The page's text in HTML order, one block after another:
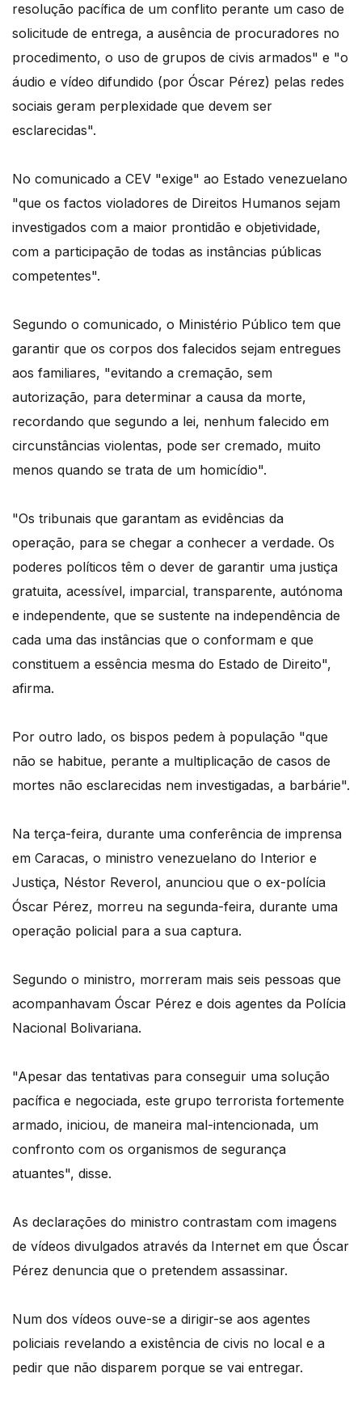
resolução pacífica de um conflito perante um caso de
solicitude de entrega, a ausência de procuradores no
procedimento, o uso de grupos de civis armados" e "o
áudio e vídeo difundido (por Óscar Pérez) pelas redes
sociais geram perplexidade que devem ser
esclarecidas".
No comunicado a CEV "exige" ao Estado venezuelano
"que os factos violadores de Direitos Humanos sejam
investigados com a maior prontidão e objetividade,
com a participação de todas as instâncias públicas
competentes".
Segundo o comunicado, o Ministério Público tem que
garantir que os corpos dos falecidos sejam entregues
aos familiares, "evitando a cremação, sem
autorização, para determinar a causa da morte,
recordando que segundo a lei, nenhum falecido em
circunstâncias violentas, pode ser cremado, muito
menos quando se trata de um homicídio".
"Os tribunais que garantam as evidências da
operação, para se chegar a conhecer a verdade. Os
poderes políticos têm o dever de garantir uma justiça
gratuita, acessível, imparcial, transparente, autónoma
e independente, que se sustente na independência de
cada uma das instâncias que o conformam e que
constituem a essência mesma do Estado de Direito",
afirma.
Por outro lado, os bispos pedem à população "que
não se habitue, perante a multiplicação de casos de
mortes não esclarecidas nem investigadas, a barbárie".
Na terça-feira, durante uma conferência de imprensa
em Caracas, o ministro venezuelano do Interior e
Justiça, Néstor Reverol, anunciou que o ex-polícia
Óscar Pérez, morreu na segunda-feira, durante uma
operação policial para a sua captura.
Segundo o ministro, morreram mais seis pessoas que
acompanhavam Óscar Pérez e dois agentes da Polícia
Nacional Bolivariana.
"Apesar das tentativas para conseguir uma solução
pacífica e negociada, este grupo terrorista fortemente
armado, iniciou, de maneira mal-intencionada, um
confronto com os organismos de segurança
atuantes", disse.
As declarações do ministro contrastam com imagens
de vídeos divulgados através da Internet em que Óscar
Pérez denuncia que o pretendem assassinar.
Num dos vídeos ouve-se a dirigir-se aos agentes
policiais revelando a existência de civis no local e a
pedir que não disparem porque se vai entregar.